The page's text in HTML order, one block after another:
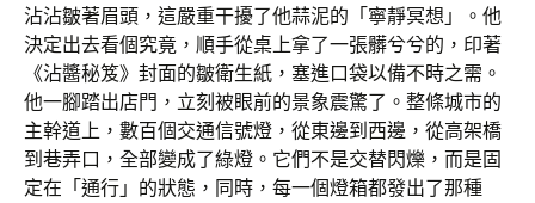
沾沾皺著眉頭，這嚴重干擾了他蒜泥的「寧靜冥想」。他
決定出去看個究竟，順手從桌上拿了一張髒兮兮的，印著
《沾醬秘笈》封面的皺衛生紙，塞進口袋以備不時之需。
他一腳踏出店門，立刻被眼前的景象震驚了。整條城市的
主幹道上，數百個交通信號燈，從東邊到西邊，從高架橋
到巷弄口，全部變成了綠燈。它們不是交替閃爍，而是固
定在「通行」的狀態，同時，每一個燈箱都發出了那種